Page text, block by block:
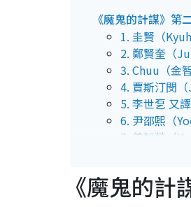
《魔鬼的計謀》第
1. 圭賢（
2. 鄭賢奎（
3. Chuu（金
4. 賈斯汀閔
5. 李世乭 又
6. 尹邵熙（
7. 姜智榮（
8. 7high（
10. Tinno -
《魔鬼的